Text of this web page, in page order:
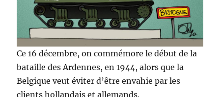
Ce 16 décembre, on commémore le début de la
bataille des Ardennes, en 1944, alors que la
Belgique veut éviter d’être envahie par les
clients hollandais et allemands.